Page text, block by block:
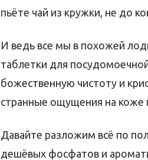
пьёте чай из кружки, не до
И ведь все мы в похожей
таблетки для
божественную чистоту и
странные ощущения на коже
Давайте разложим всё по
дешёвых фосфатов и